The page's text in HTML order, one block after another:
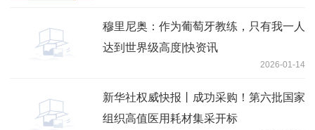
穆里尼奥：作为葡萄牙教练，只有我一人
达到世界级高度|快资讯
2026-01-14
新华社权威快报丨成功采购！第六批国家
组织高值医用耗材集采开标